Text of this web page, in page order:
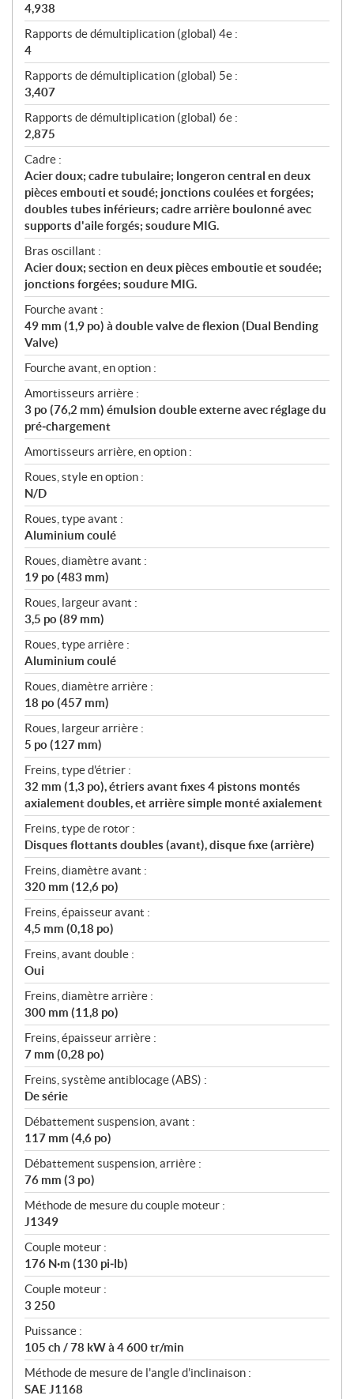
4,938
Rapports de démultiplication (global) 4e :
4
Rapports de démultiplication (global) 5e :
3,407
Rapports de démultiplication (global) 6e :
2,875
Cadre :
Acier doux; cadre tubulaire; longeron central en deux
pièces embouti et soudé; jonctions coulées et forgées;
doubles tubes inférieurs; cadre arrière boulonné avec
supports d'aile forgés; soudure MIG.
Bras oscillant :
Acier doux; section en deux pièces emboutie et soudée;
jonctions forgées; soudure MIG.
Fourche avant :
49 mm (1,9 po) à double valve de flexion (Dual Bending
Valve)
Fourche avant, en option :
Amortisseurs arrière :
3 po (76,2 mm) émulsion double externe avec réglage du
pré‑chargement
Amortisseurs arrière, en option :
Roues, style en option :
N/D
Roues, type avant :
Aluminium coulé
Roues, diamètre avant :
19 po (483 mm)
Roues, largeur avant :
3,5 po (89 mm)
Roues, type arrière :
Aluminium coulé
Roues, diamètre arrière :
18 po (457 mm)
Roues, largeur arrière :
5 po (127 mm)
Freins, type d'étrier :
32 mm (1,3 po), étriers avant fixes 4 pistons montés
axialement doubles, et arrière simple monté axialement
Freins, type de rotor :
Disques flottants doubles (avant), disque fixe (arrière)
Freins, diamètre avant :
320 mm (12,6 po)
Freins, épaisseur avant :
4,5 mm (0,18 po)
Freins, avant double :
Oui
Freins, diamètre arrière :
300 mm (11,8 po)
Freins, épaisseur arrière :
7 mm (0,28 po)
Freins, système antiblocage (ABS) :
De série
Débattement suspension, avant :
117 mm (4,6 po)
Débattement suspension, arrière :
76 mm (3 po)
Méthode de mesure du couple moteur :
J1349
Couple moteur :
176 N·m (130 pi‑lb)
Couple moteur :
3 250
Puissance :
105 ch / 78 kW à 4 600 tr/min
Méthode de mesure de l'angle d'inclinaison :
SAE J1168